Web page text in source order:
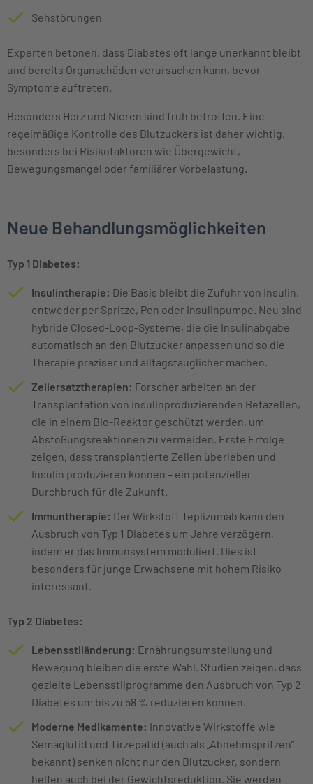
Sehstörungen
Experten betonen, dass Diabetes oft lange unerkannt bleibt
und bereits Organschäden verursachen kann, bevor
Symptome auftreten.
Besonders Herz und Nieren sind früh betroffen. Eine
regelmäßige Kontrolle des Blutzuckers ist daher wichtig,
besonders bei Risikofaktoren wie Übergewicht,
Bewegungsmangel oder familiärer Vorbelastung.
Neue Behandlungsmöglichkeiten
Typ 1 Diabetes:
Insulintherapie: Die Basis bleibt die Zufuhr von Insulin,
entweder per Spritze, Pen oder Insulinpumpe. Neu sind
hybride Closed-Loop-Systeme, die die Insulinabgabe
automatisch an den Blutzucker anpassen und so die
Therapie präziser und alltagstauglicher machen.
Zellersatztherapien: Forscher arbeiten an der
Transplantation von insulinproduzierenden Betazellen,
die in einem Bio-Reaktor geschützt werden, um
Abstoßungsreaktionen zu vermeiden. Erste Erfolge
zeigen, dass transplantierte Zellen überleben und
Insulin produzieren können – ein potenzieller
Durchbruch für die Zukunft.
Immuntherapie: Der Wirkstoff Teplizumab kann den
Ausbruch von Typ 1 Diabetes um Jahre verzögern,
indem er das Immunsystem moduliert. Dies ist
besonders für junge Erwachsene mit hohem Risiko
interessant.
Typ 2 Diabetes:
Lebensstiländerung: Ernährungsumstellung und
Bewegung bleiben die erste Wahl. Studien zeigen, dass
gezielte Lebensstilprogramme den Ausbruch von Typ 2
Diabetes um bis zu 58 % reduzieren können.
Moderne Medikamente: Innovative Wirkstoffe wie
Semaglutid und Tirzepatid (auch als „Abnehmspritzen“
bekannt) senken nicht nur den Blutzucker, sondern
helfen auch bei der Gewichtsreduktion. Sie werden